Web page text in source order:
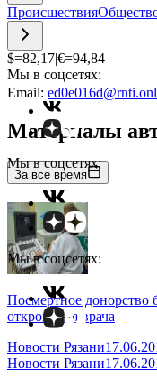
Происшествия
$=82,17|€=94,84
Мы в соцсетях:
Мы в соцсетях:
Мы в соцсетях:
Email:
Материалы
За все время
Посмертное донорство
откровения врача
Новости Рязани
Новости Рязани